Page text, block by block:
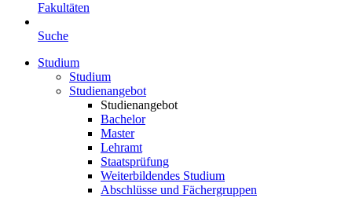
Fakultäten
Suche
Studium
Studium
Studienangebot
Studienangebot
Bachelor
Master
Lehramt
Staatsprüfung
Weiterbildendes Studium
Abschlüsse und Fächergruppen